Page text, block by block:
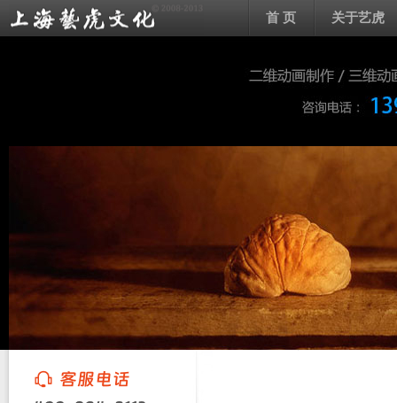
首 页 关于艺虎